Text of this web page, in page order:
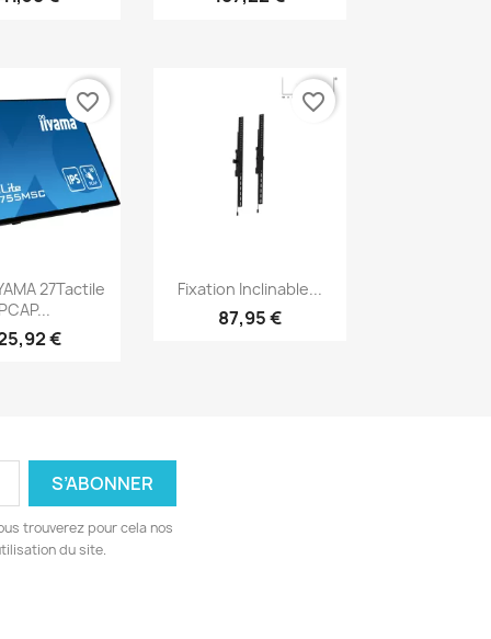
rapide
27Tactile
PCAP...
€
favorite_border
Aperçu rapide
Fixation Inclinable...
87,95 €
favorite_border
trouverez pour cela nos
du site.